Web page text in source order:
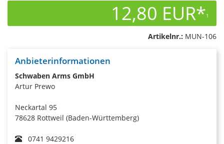
12,80 EUR*1
Artikelnr.: MUN-106
Anbieterinformationen
Schwaben Arms GmbH
Artur Prewo
Neckartal 95
78628 Rottweil (Baden-Württemberg)
0741 9429216